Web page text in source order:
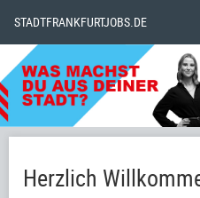
STADTFRANKFURTJOBS.DE
Herzlich